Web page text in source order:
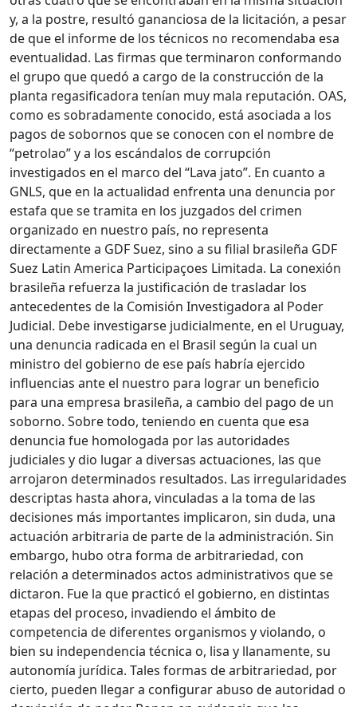
y, a la postre, resultó gananciosa de la licitación, a pesar
de que el informe de los técnicos no recomendaba esa
eventualidad. Las firmas que terminaron conformando
el grupo que quedó a cargo de la construcción de la
planta regasificadora tenían muy mala reputación. OAS,
como es sobradamente conocido, está asociada a los
pagos de sobornos que se conocen con el nombre de
“petrolao” y a los escándalos de corrupción
investigados en el marco del “Lava jato”. En cuanto a
GNLS, que en la actualidad enfrenta una denuncia por
estafa que se tramita en los juzgados del crimen
organizado en nuestro país, no representa
directamente a GDF Suez, sino a su filial brasileña GDF
Suez Latin America Participaçoes Limitada. La conexión
brasileña refuerza la justificación de trasladar los
antecedentes de la Comisión Investigadora al Poder
Judicial. Debe investigarse judicialmente, en el Uruguay,
una denuncia radicada en el Brasil según la cual un
ministro del gobierno de ese país habría ejercido
influencias ante el nuestro para lograr un beneficio
para una empresa brasileña, a cambio del pago de un
soborno. Sobre todo, teniendo en cuenta que esa
denuncia fue homologada por las autoridades
judiciales y dio lugar a diversas actuaciones, las que
arrojaron determinados resultados. Las irregularidades
descriptas hasta ahora, vinculadas a la toma de las
decisiones más importantes implicaron, sin duda, una
actuación arbitraria de parte de la administración. Sin
embargo, hubo otra forma de arbitrariedad, con
relación a determinados actos administrativos que se
dictaron. Fue la que practicó el gobierno, en distintas
etapas del proceso, invadiendo el ámbito de
competencia de diferentes organismos y violando, o
bien su independencia técnica o, lisa y llanamente, su
autonomía jurídica. Tales formas de arbitrariedad, por
cierto, pueden llegar a configurar abuso de autoridad o